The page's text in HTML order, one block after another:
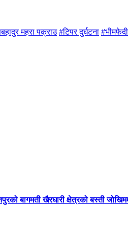
महरा पक्राउ #टिपर दुर्घटना #भीमफेदी
बागमती खैरघारी क्षेत्रको बस्ती